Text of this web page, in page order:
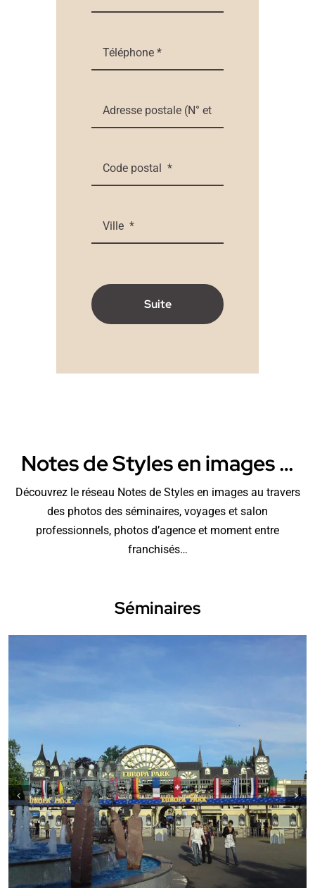
Suite
Notes de Styles en images …
Découvrez le réseau Notes de Styles en images au travers
des photos des séminaires, voyages et salon
professionnels, photos d’agence et moment entre
franchisés…
Séminaires